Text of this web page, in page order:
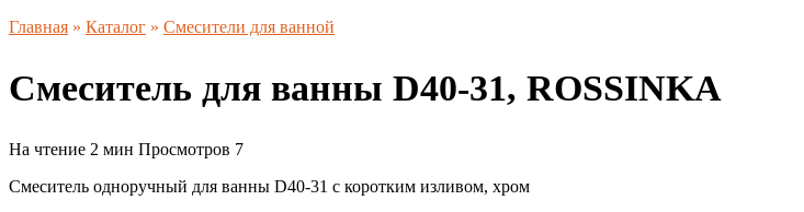
Главная » Каталог » Смесители для ванной
Смеситель для ванны D40-31, ROSSINKA
На чтение 2 мин Просмотров 7
Смеситель одноручный для ванны D40-31 с коротким изливом, хром